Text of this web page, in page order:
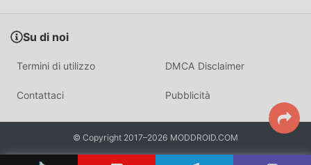
gratuiti che ti aspettano gioca, cosa aspetti, scaricalo ora!
Su di noi
Termini di utilizzo DMCA Disclaimer
Contattaci Pubblicità
© Copyright 2017–2026 MODDROID.COM